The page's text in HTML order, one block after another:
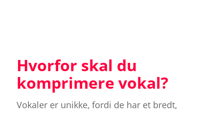
Hvorfor skal du
komprimere vokal?
Vokaler er unikke, fordi de har et bredt,